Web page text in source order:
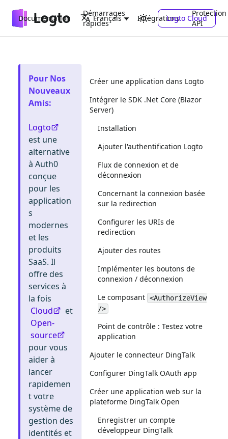
Documentation
Démarrages
rapides
Intégrations
Protection
API
Français Logto Cloud
Pour Nos
Nouveaux
Amis:
Logto
est une
alternative
à Auth0
conçue
pour les
application
s
modernes
et les
produits
SaaS. Il
offre des
services à
la fois
Cloud
et
Open-
source
pour vous
aider à
lancer
rapidemen
t votre
système de
gestion des
identités et
Créer une application dans Logto
Intégrer le SDK .Net Core (Blazor
Server)
Installation
Ajouter l'authentification Logto
Flux de connexion et de
déconnexion
Concernant la connexion basée
sur la redirection
Configurer les URIs de
redirection
Ajouter des routes
Implémenter les boutons de
connexion / déconnexion
Le composant <AuthorizeView
/>
Point de contrôle : Testez votre
application
Ajouter le connecteur DingTalk
Configurer DingTalk OAuth app
Créer une application web sur la
plateforme DingTalk Open
Enregistrer un compte
développeur DingTalk